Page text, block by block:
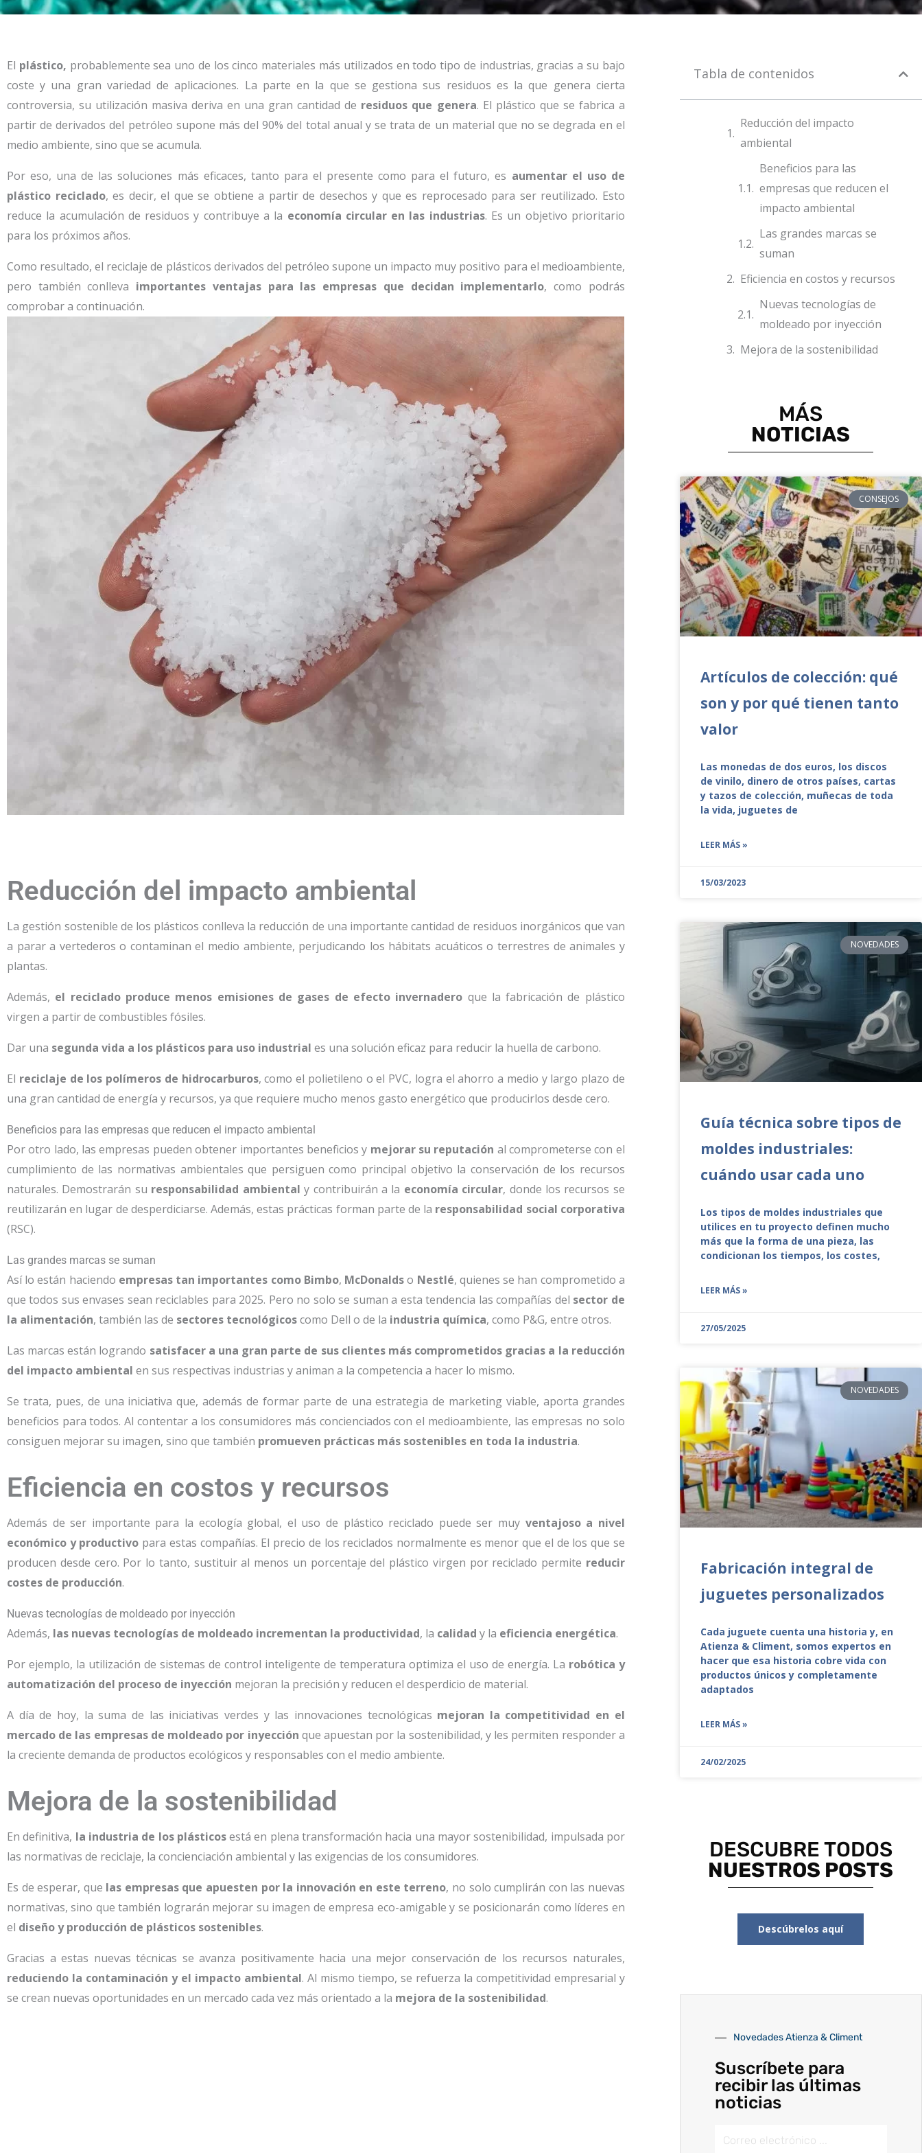
El plástico, probablemente sea uno de los cinco materiales más utilizados en todo tipo de industrias, gracias a su bajo
coste y una gran variedad de aplicaciones. La parte en la que se gestiona sus residuos es la que genera cierta
controversia, su utilización masiva deriva en una gran cantidad de residuos que genera. El plástico que se fabrica a
partir de derivados del petróleo supone más del 90% del total anual y se trata de un material que no se degrada en el
medio ambiente, sino que se acumula.
Por eso, una de las soluciones más eficaces, tanto para el presente como para el futuro, es aumentar el uso de
plástico reciclado, es decir, el que se obtiene a partir de desechos y que es reprocesado para ser reutilizado. Esto
reduce la acumulación de residuos y contribuye a la economía circular en las industrias. Es un objetivo prioritario
para los próximos años.
Como resultado, el reciclaje de plásticos derivados del petróleo supone un impacto muy positivo para el medioambiente,
pero también conlleva importantes ventajas para las empresas que decidan implementarlo, como podrás
comprobar a continuación.
Reducción del impacto ambiental
La gestión sostenible de los plásticos conlleva la reducción de una importante cantidad de residuos inorgánicos que van
a parar a vertederos o contaminan el medio ambiente, perjudicando los hábitats acuáticos o terrestres de animales y
plantas.
Además, el reciclado produce menos emisiones de gases de efecto invernadero que la fabricación de plástico
virgen a partir de combustibles fósiles.
Dar una segunda vida a los plásticos para uso industrial es una solución eficaz para reducir la huella de carbono.
El reciclaje de los polímeros de hidrocarburos, como el polietileno o el PVC, logra el ahorro a medio y largo plazo de
una gran cantidad de energía y recursos, ya que requiere mucho menos gasto energético que producirlos desde cero.
Beneficios para las empresas que reducen el impacto ambiental
Por otro lado, las empresas pueden obtener importantes beneficios y mejorar su reputación al comprometerse con el
cumplimiento de las normativas ambientales que persiguen como principal objetivo la conservación de los recursos
naturales. Demostrarán su responsabilidad ambiental y contribuirán a la economía circular, donde los recursos se
reutilizarán en lugar de desperdiciarse. Además, estas prácticas forman parte de la responsabilidad social corporativa
(RSC).
Las grandes marcas se suman
Así lo están haciendo empresas tan importantes como Bimbo, McDonaldso Nestlé, quienes se han comprometido a
que todos sus envases sean reciclables para 2025. Pero no solo se suman a esta tendencia las compañías del sector de
la alimentación, también las de sectores tecnológicoscomo Dell o de la industria química, como P&G, entre otros.
Las marcas están logrando satisfacer a una gran parte de sus clientes más comprometidos gracias a la reducción
del impacto ambiental en sus respectivas industrias y animan a la competencia a hacer lo mismo.
Se trata, pues, de una iniciativa que, además de formar parte de una estrategia de marketing viable, aporta grandes
beneficios para todos. Al contentar a los consumidores más concienciados con el medioambiente, las empresas no solo
consiguen mejorar su imagen, sino que también promueven prácticas más sostenibles en toda la industria.
Eficiencia en costos y recursos
Además de ser importante para la ecología global, el uso de plástico reciclado puede ser muy ventajoso a nivel
económico y productivo para estas compañías. El precio de los reciclados normalmente es menor que el de los que se
producen desde cero. Por lo tanto, sustituir al menos un porcentaje del plástico virgen por reciclado permite reducir
costes de producción.
Nuevas tecnologías de moldeado por inyección
Además, las nuevas tecnologías de moldeado incrementan la productividad, la calidad y la eficiencia energética.
Por ejemplo, la utilización de sistemas de control inteligente de temperatura optimiza el uso de energía. La robótica y
automatización del proceso de inyección mejoran la precisión y reducen el desperdicio de material.
A día de hoy, la suma de las iniciativas verdes y las innovaciones tecnológicas mejoran la competitividad en el
mercado de las empresas de moldeado por inyección que apuestan por la sostenibilidad, y les permiten responder a
la creciente demanda de productos ecológicos y responsables con el medio ambiente.
Mejora de la sostenibilidad
En definitiva, la industria de los plásticosestá en plena transformación hacia una mayor sostenibilidad, impulsada por
las normativas de reciclaje, la concienciación ambiental y las exigencias de los consumidores.
Es de esperar, que las empresas que apuesten por la innovación en este terreno, no solo cumplirán con las nuevas
normativas, sino que también lograrán mejorar su imagen de empresa eco-amigable y se posicionarán como líderes en
el diseño y producción de plásticos sostenibles.
Gracias a estas nuevas técnicas se avanza positivamente hacia una mejor conservación de los recursos naturales,
reduciendo la contaminación y el impacto ambiental. Al mismo tiempo, se refuerza la competitividad empresarial y
se crean nuevas oportunidades en un mercado cada vez más orientado a la mejora de la sostenibilidad.
Tabla de contenidos
Reducción del impacto
ambiental
Beneficios para las
empresas que reducen el
impacto ambiental
Las grandes marcas se
suman
Eficiencia en costos y recursos
Nuevas tecnologías de
moldeado por inyección
Mejora de la sostenibilidad
MÁS
NOTICIAS
CONSEJOS
Artículos de colección: qué
son y por qué tienen tanto
valor
Las monedas de dos euros, los discos
de vinilo, dinero de otros países, cartas
y tazos de colección, muñecas de toda
la vida, juguetes de
LEER MÁS »
15/03/2023
NOVEDADES
Guía técnica sobre tipos de
moldes industriales:
cuándo usar cada uno
Los tipos de moldes industriales que
utilices en tu proyecto definen mucho
más que la forma de una pieza, las
condicionan los tiempos, los costes,
LEER MÁS »
27/05/2025
NOVEDADES
Fabricación integral de
juguetes personalizados
Cada juguete cuenta una historia y, en
Atienza & Climent, somos expertos en
hacer que esa historia cobre vida con
productos únicos y completamente
adaptados
LEER MÁS »
24/02/2025
DESCUBRE TODOS
NUESTROS POSTS
Descúbrelos aquí
Novedades Atienza & Climent
Suscríbete para
recibir las últimas
noticias
Email